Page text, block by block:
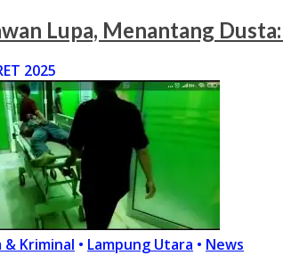
Lupa, Menantang
2025
& Kriminal • Lampung Utara • News